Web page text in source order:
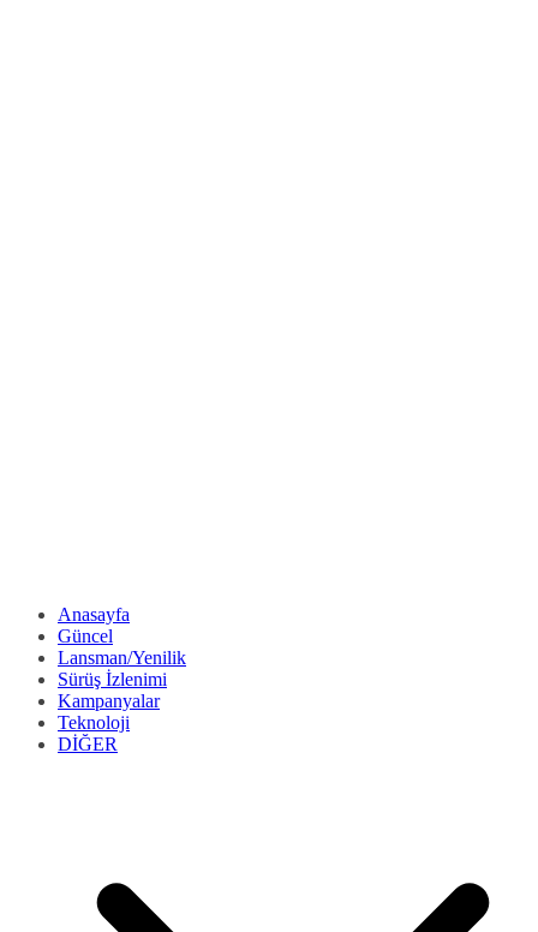
Anasayfa
Güncel
Lansman/Yenilik
Sürüş İzlenimi
Kampanyalar
Teknoloji
DİĞER